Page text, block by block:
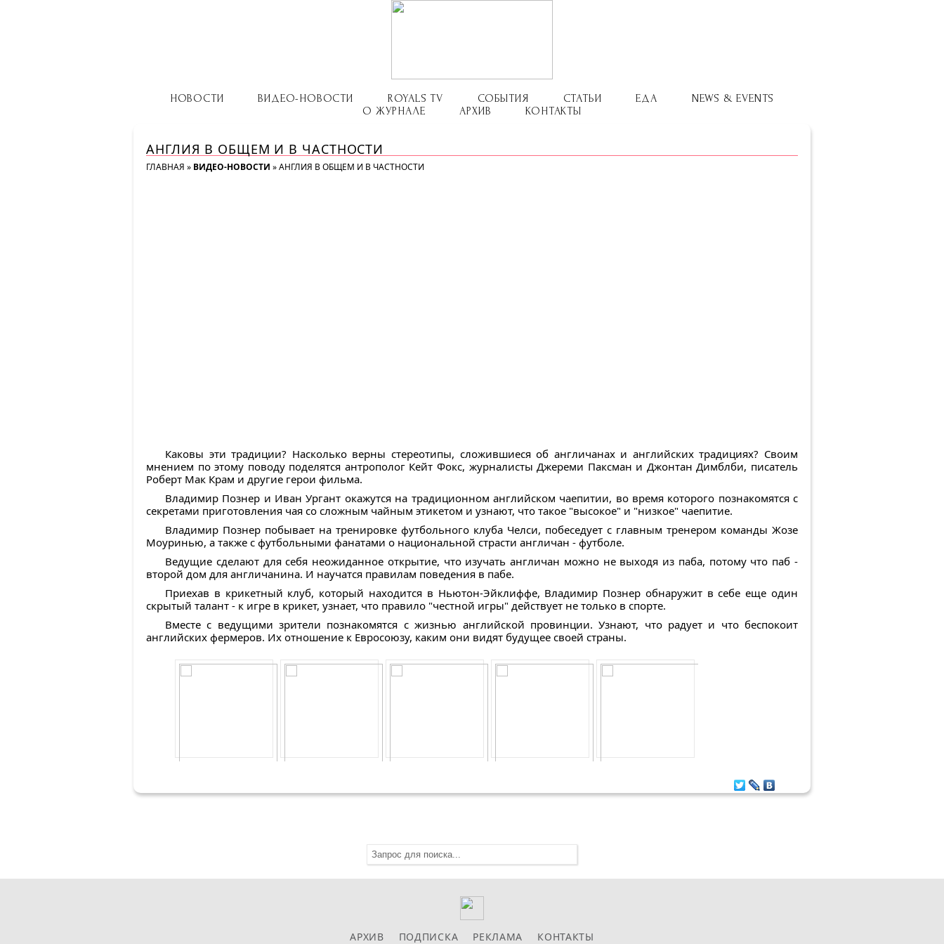
НОВОСТИ ВИДЕО-НОВОСТИ ROYALS TV СОБЫТИЯ СТАТЬИ ЕДА
NEWS & EVENTS
О ЖУРНАЛЕ
АРХИВ КОНТАКТЫ
АНГЛИЯ В ОБЩЕМ И В ЧАСТНОСТИ
ГЛАВНАЯ » ВИДЕО-НОВОСТИ »АНГЛИЯ В ОБЩЕМ И В ЧАСТНОСТИ
Каковы эти традиции? Насколько верны стереотипы, сложившиеся об англичанах и английских традициях? Своим
мнением по этому поводу поделятся антрополог Кейт Фокс, журналисты Джереми Паксман и Джонтан Димблби, писатель
Роберт Мак Крам и другие герои фильма.
Владимир Познер и Иван Ургант окажутся на традиционном английском чаепитии, во время которого познакомятся с
секретами приготовления чая со сложным чайным этикетом и узнают, что такое "высокое" и "низкое" чаепитие.
Владимир Познер побывает на тренировке футбольного клуба Челси, побеседует с главным тренером команды Жозе
Моуринью, а также с футбольными фанатами о национальной страсти англичан - футболе.
Ведущие сделают для себя неожиданное открытие, что изучать англичан можно не выходя из паба, потому что паб -
второй дом для англичанина. И научатся правилам поведения в пабе.
Приехав в крикетный клуб, который находится в Ньютон-Эйклиффе, Владимир Познер обнаружит в себе ещe один
скрытый талант - к игре в крикет, узнает, что правило "честной игры" действует не только в спорте.
Вместе с ведущими зрители познакомятся с жизнью английской провинции. Узнают, что радует и что беспокоит
английских фермеров. Их отношение к Евросоюзу, каким они видят будущее своей страны.
АРХИВ ПОДПИСКА РЕКЛАМА КОНТАКТЫ